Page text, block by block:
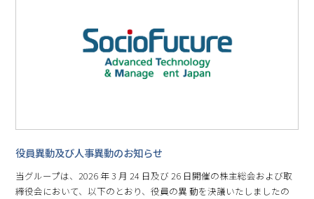
役員異動及び人事異動のお知らせ
当グループは、2026 年 3 月 24 日及び 26 日開催の株主総会および取
締役会において、以下のとおり、役員の異 動を決議いたしましたの